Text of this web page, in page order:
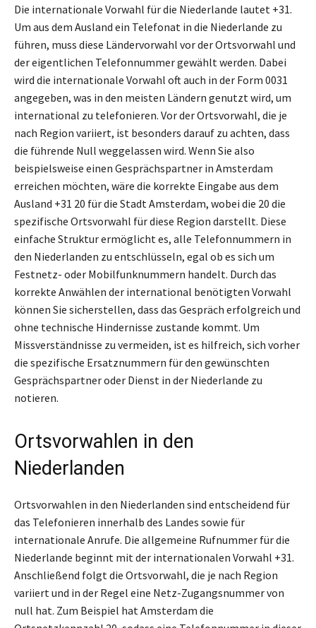
Die internationale Vorwahl für die Niederlande lautet +31.
Um aus dem Ausland ein Telefonat in die Niederlande zu
führen, muss diese Ländervorwahl vor der Ortsvorwahl und
der eigentlichen Telefonnummer gewählt werden. Dabei
wird die internationale Vorwahl oft auch in der Form 0031
angegeben, was in den meisten Ländern genutzt wird, um
international zu telefonieren. Vor der Ortsvorwahl, die je
nach Region variiert, ist besonders darauf zu achten, dass
die führende Null weggelassen wird. Wenn Sie also
beispielsweise einen Gesprächspartner in Amsterdam
erreichen möchten, wäre die korrekte Eingabe aus dem
Ausland +31 20 für die Stadt Amsterdam, wobei die 20 die
spezifische Ortsvorwahl für diese Region darstellt. Diese
einfache Struktur ermöglicht es, alle Telefonnummern in
den Niederlanden zu entschlüsseln, egal ob es sich um
Festnetz- oder Mobilfunknummern handelt. Durch das
korrekte Anwählen der international benötigten Vorwahl
können Sie sicherstellen, dass das Gespräch erfolgreich und
ohne technische Hindernisse zustande kommt. Um
Missverständnisse zu vermeiden, ist es hilfreich, sich vorher
die spezifische Ersatznummern für den gewünschten
Gesprächspartner oder Dienst in der Niederlande zu
notieren.
Ortsvorwahlen in den
Niederlanden
Ortsvorwahlen in den Niederlanden sind entscheidend für
das Telefonieren innerhalb des Landes sowie für
internationale Anrufe. Die allgemeine Rufnummer für die
Niederlande beginnt mit der internationalen Vorwahl +31.
Anschließend folgt die Ortsvorwahl, die je nach Region
variiert und in der Regel eine Netz-Zugangsnummer von
null hat. Zum Beispiel hat Amsterdam die